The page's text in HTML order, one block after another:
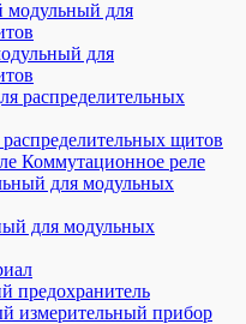
для
щитов
Коммутационное реле
для модульных
предохранитель
измерительный прибор
Артикул
Бренд
Цена: